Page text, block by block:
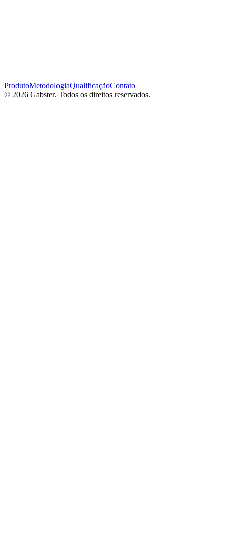
ProdutoMetodologiaQualificaçãoContato
© 2026 Gabster. Todos os direitos reservados.